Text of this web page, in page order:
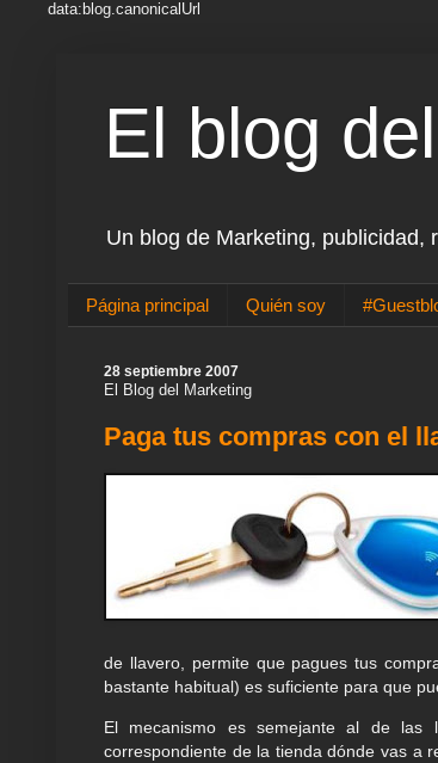
data:blog.canonicalUrl
El blog
Un blog de Marketing, publicidad,
Página principal Quién soy
28 septiembre 2007
El Blog del Marketing
Paga tus compras con el
de llavero, permite que pagues tus
bastante habitual) es suficiente para que
El mecanismo es semejante al de las
correspondiente de la tienda dónde vas a